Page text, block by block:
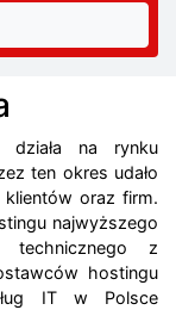
na rynku
ten okres udało
oraz firm.
najwyższego
technicznego z
hostingu
IT w Polsce